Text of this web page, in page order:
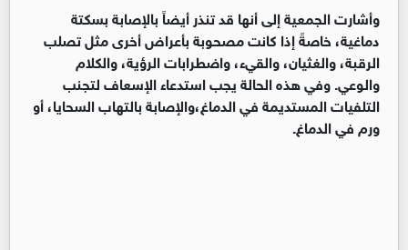
وأشارت الجمعية إلى أنها قد تنذر أيضاً بالإصابة بسكتة
دماغية، خاصةً إذا كانت مصحوبة بأعراض أخرى مثل تصلب
الرقبة، والغثيان، والقيء، واضطرابات الرؤية، والكلام
والوعي. وفي هذه الحالة يجب استدعاء الإسعاف لتجنب
التلفيات المستديمة في الدماغ،والإصابة بالتهاب السحايا، أو
ورم في الدماغ.